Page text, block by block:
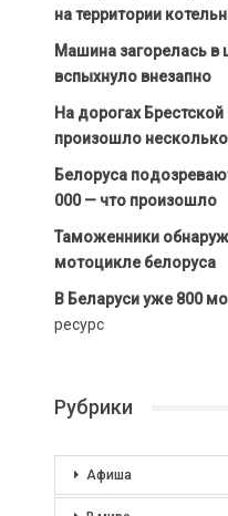
на территории
Машина загорелась в
вспыхнуло внезапно
На дорогах
произошло
Белоруса
000 — что произошло
Таможенники
мотоцикле белоруса
В Беларуси уже 800
ресурс
Рубрики
Афиша